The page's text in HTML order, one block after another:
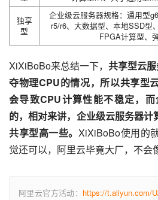
独享
型
企业级云服务器规格：通用型
r5/r6、大数据型、本地SSD型
FPGA计算型、
XiXiBoBo来总结一下， 共享型云
夺物理CPU的情况，所以共享型
会导致CPU计算性能不稳定，
的，相对来讲，企业级云服务器
共享型高一些。 XiXiBoBo使用的
觉还可以，阿里云毕竟大厂，不会
阿里云官方活动： https://t.aliyun.com/